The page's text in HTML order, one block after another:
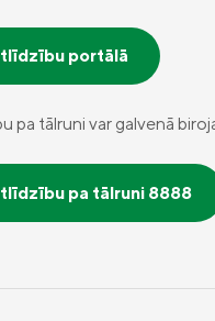
portālā
pa tālruni var galvenā
pa tālruni 8888